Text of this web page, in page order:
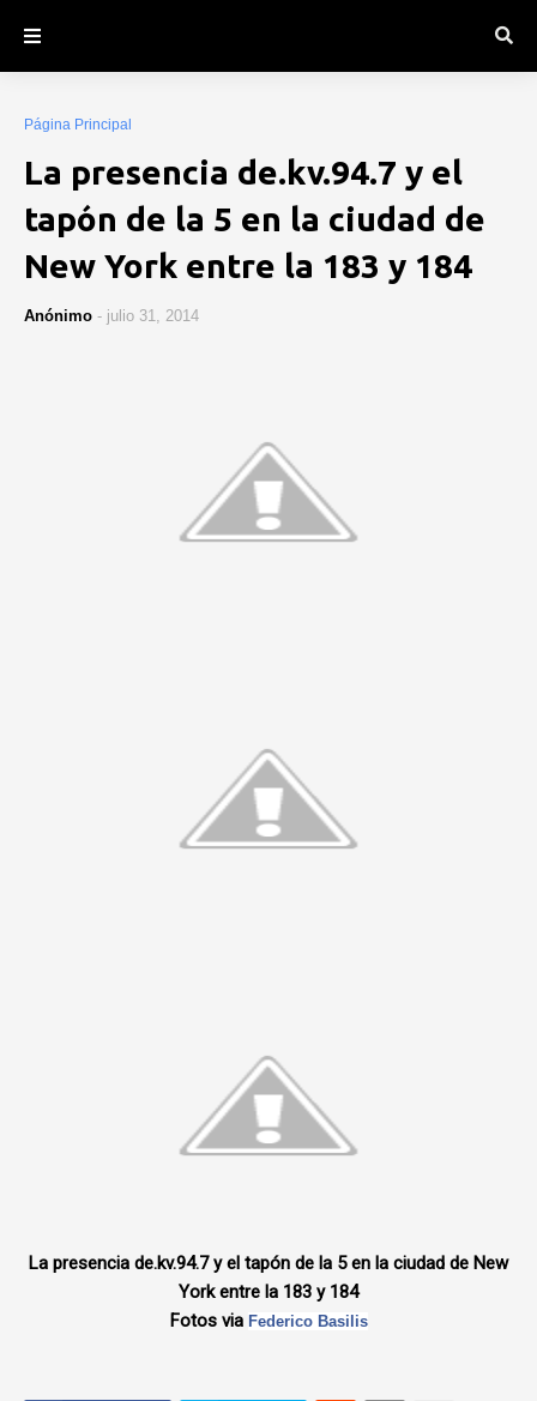
Página Principal
La presencia de.kv.94.7 y el
tapón de la 5 en la ciudad de
New York entre la 183 y 184
Anónimo - julio 31, 2014
La presencia de.kv.94.7 y el tapón de la 5 en la ciudad de New
York entre la 183 y 184
Fotos via Federico Basilis